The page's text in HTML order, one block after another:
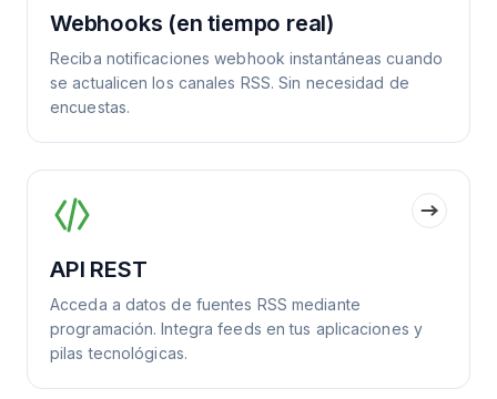
Webhooks (en tiempo real)
Reciba notificaciones webhook instantáneas cuando
se actualicen los canales RSS. Sin necesidad de
encuestas.
API REST
Acceda a datos de fuentes RSS mediante
programación. Integra feeds en tus aplicaciones y
pilas tecnológicas.